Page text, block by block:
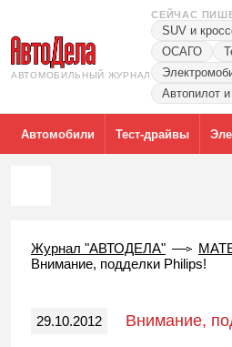
АВТОМОБИЛЬНЫЙ ЖУРНАЛ
СЕЙЧАС
SUV и
ОСАГО
Автопилот
Автомобили Тест-драйвы
Журнал "АВТОДЕЛА"
Внимание, подделки Philips!
29.10.2012 Внимание,